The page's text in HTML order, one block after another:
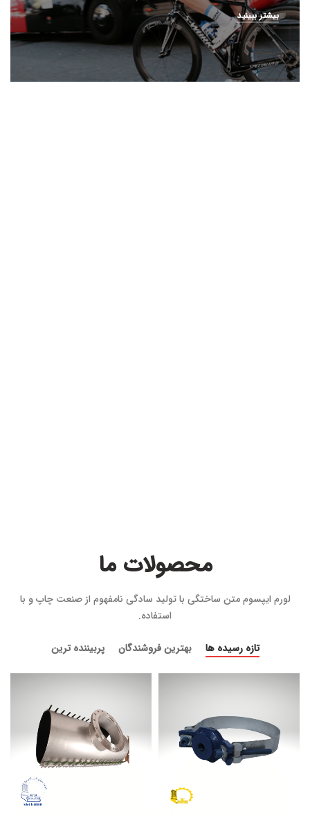
بیشتر ببینید
محصولات ما
لورم ایپسوم متن ساختگی با تولید سادگی نامفهوم از صنعت چاپ و با
استفاده.
تازه رسیده ها بهترین فروشندگان پربیننده ترین